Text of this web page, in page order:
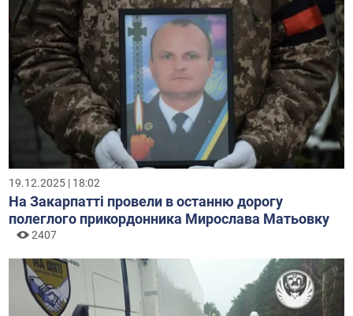
19.12.2025 | 18:02
На Закарпатті провели в останню дорогу
полеглого прикордонника Мирослава Матьовку
2407